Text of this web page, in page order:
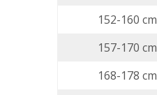
152-160 cm
157-170 cm
168-178 cm